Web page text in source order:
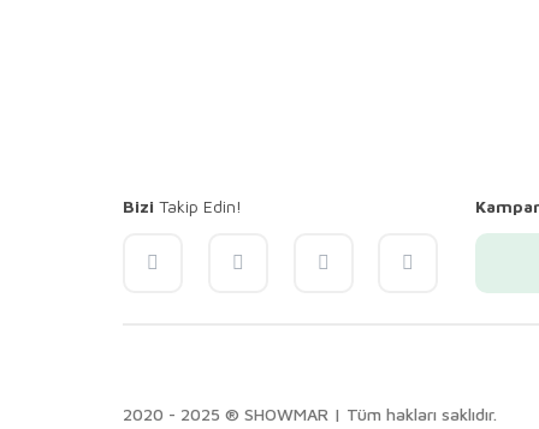
Bizi Takip Edin!
2020 - 2025 ® SHOWMAR | Tüm hakları saklıdır.